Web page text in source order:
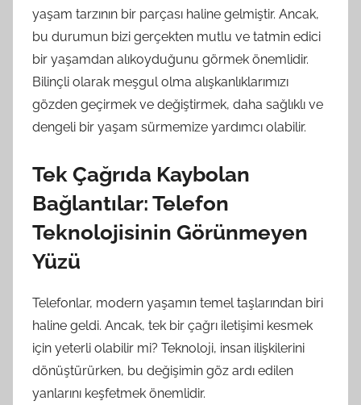
yaşam tarzının bir parçası haline gelmiştir. Ancak,
bu durumun bizi gerçekten mutlu ve tatmin edici
bir yaşamdan alıkoyduğunu görmek önemlidir.
Bilinçli olarak meşgul olma alışkanlıklarımızı
gözden geçirmek ve değiştirmek, daha sağlıklı ve
dengeli bir yaşam sürmemize yardımcı olabilir.
Tek Çağrıda Kaybolan
Bağlantılar: Telefon
Teknolojisinin Görünmeyen
Yüzü
Telefonlar, modern yaşamın temel taşlarından biri
haline geldi. Ancak, tek bir çağrı iletişimi kesmek
için yeterli olabilir mi? Teknoloji, insan ilişkilerini
dönüştürürken, bu değişimin göz ardı edilen
yanlarını keşfetmek önemlidir.